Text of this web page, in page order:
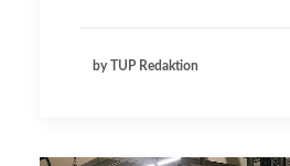
by TUP Redaktion